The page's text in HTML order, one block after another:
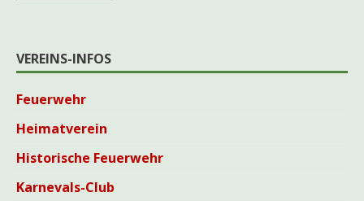
VEREINS-INFOS
Feuerwehr
Heimatverein
Historische Feuerwehr
Karnevals-Club